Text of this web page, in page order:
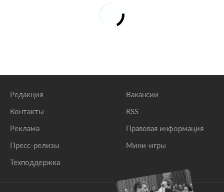
Редакция
Контакты
Реклама
Пресс-релизы
Техподдержка
Вакансии
RSS
Правовая информация
Мини-игры